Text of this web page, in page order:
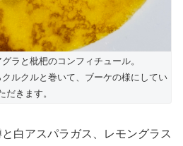
ラと枇杷のコンフィチュール。
ルクルと巻いて、ブーケの様にしてい
だきます。
白アスパラガス、レモングラス